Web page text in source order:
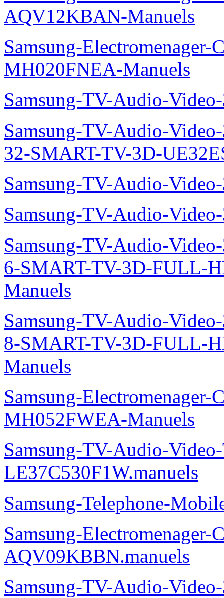
AQV12KBAN-Manuels
Samsung-Electromenager-
MH020FNEA-Manuels
Samsung-TV-Audio-
Samsung-TV-Audio-
32-SMART-TV-3D-
Samsung-TV-Audio-
Samsung-TV-Audio-
Samsung-TV-Audio-
6-SMART-TV-3D-FULL-
Manuels
Samsung-TV-Audio-
8-SMART-TV-3D-FULL-
Manuels
Samsung-Electromenager-
MH052FWEA-Manuels
Samsung-TV-Audio-
LE37C530F1W.manuels
Samsung-Telephone-
Samsung-Electromenager-
AQV09KBBN.manuels
Samsung-TV-Audio-